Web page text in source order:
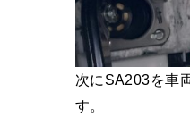
次にSA203を車
す。